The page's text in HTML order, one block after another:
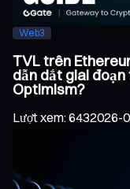
Web3
TVL trên
dẫn dắt giai
Optimism?
Lượt xem:6432026-